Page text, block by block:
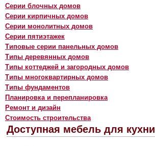
Серии блочных домов
Серии кирпичных домов
Серии монолитных домов
Серии пятиэтажек
Типовые серии панельных домов
Типы деревянных домов
Типы коттеджей и загородных домов
Типы многоквартирных домов
Типы фундаментов
Планировка и перепланировка
Ремонт и дизайн
Стоимость строительства
Доступная мебель для кухни